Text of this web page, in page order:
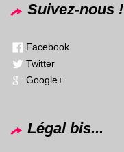
Suivez-nous !
Facebook
Twitter
Google+
Légal bis...